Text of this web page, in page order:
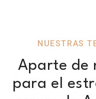
NUESTRAS
Aparte de
para el